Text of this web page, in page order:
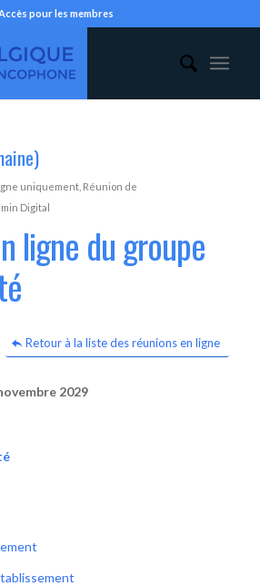
pour les membres
uniquement, Réunion de
Digital
ligne du groupe
Retour à la liste des réunions en ligne
2029